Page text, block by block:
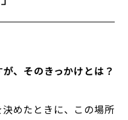
が、そのきっかけとは？
決めたときに、この場所